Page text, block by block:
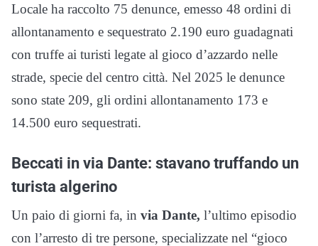
Locale ha raccolto 75 denunce, emesso 48 ordini di
allontanamento e sequestrato 2.190 euro guadagnati
con truffe ai turisti legate al gioco d’azzardo nelle
strade, specie del centro città. Nel 2025 le denunce
sono state 209, gli ordini allontanamento 173 e
14.500 euro sequestrati.
Beccati in via Dante: stavano truffando un
turista algerino
Un paio di giorni fa, in via Dante, l’ultimo episodio
con l’arresto di tre persone, specializzate nel “gioco